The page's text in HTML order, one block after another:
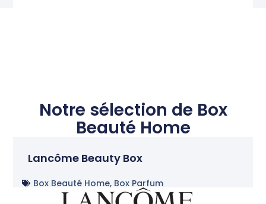
Notre sélection de Box
Beauté Home
Lancôme Beauty Box
Box Beauté Home, Box Parfum